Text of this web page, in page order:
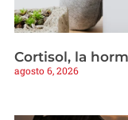
Cortisol, la
agosto 6, 2026